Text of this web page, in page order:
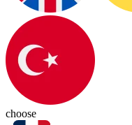
choose